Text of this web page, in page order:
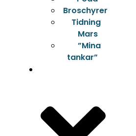
Broschyrer
Tidning
Mars
”Mina
tankar”